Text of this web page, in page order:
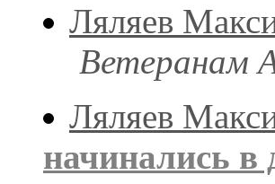
Ляляев
Ветеранам
Ляляев
начинались в